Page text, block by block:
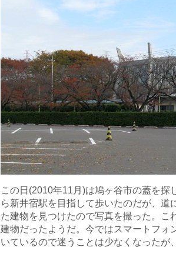
この日(2010年11月)は鳩ヶ谷市の蓋を探
ら新井宿駅を目指して歩いたのだが、道
た建物を見つけたので写真を撮った。こ
建物だったようだ。今ではスマートフォ
いているので迷うことは少なくなったが